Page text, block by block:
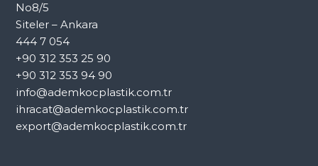
No8/5
Siteler – Ankara
444 7 054
+90 312 353 25 90
+90 312 353 94 90
info@ademkocplastik.com.tr
ihracat@ademkocplastik.com.tr
export@ademkocplastik.com.tr